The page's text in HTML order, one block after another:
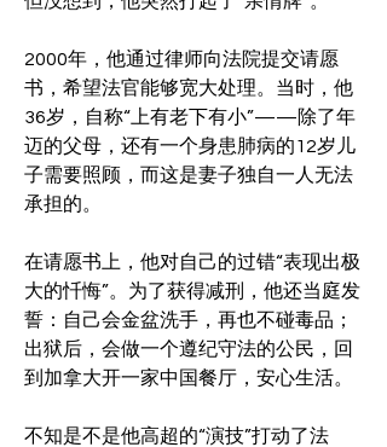
2000年，他通过律师向法院提交请愿
书，希望法官能够宽大处理。当时，他
36岁，自称“上有老下有小”——除了年
迈的父母，还有一个身患肺病的12岁儿
子需要照顾，而这是妻子独自一人无法
承担的。
在请愿书上，他对自己的过错“表现出极
大的忏悔”。为了获得减刑，他还当庭发
誓：自己会金盆洗手，再也不碰毒品；
出狱后，会做一个遵纪守法的公民，回
到加拿大开一家中国餐厅，安心生活。
不知是不是他高超的“演技”打动了法